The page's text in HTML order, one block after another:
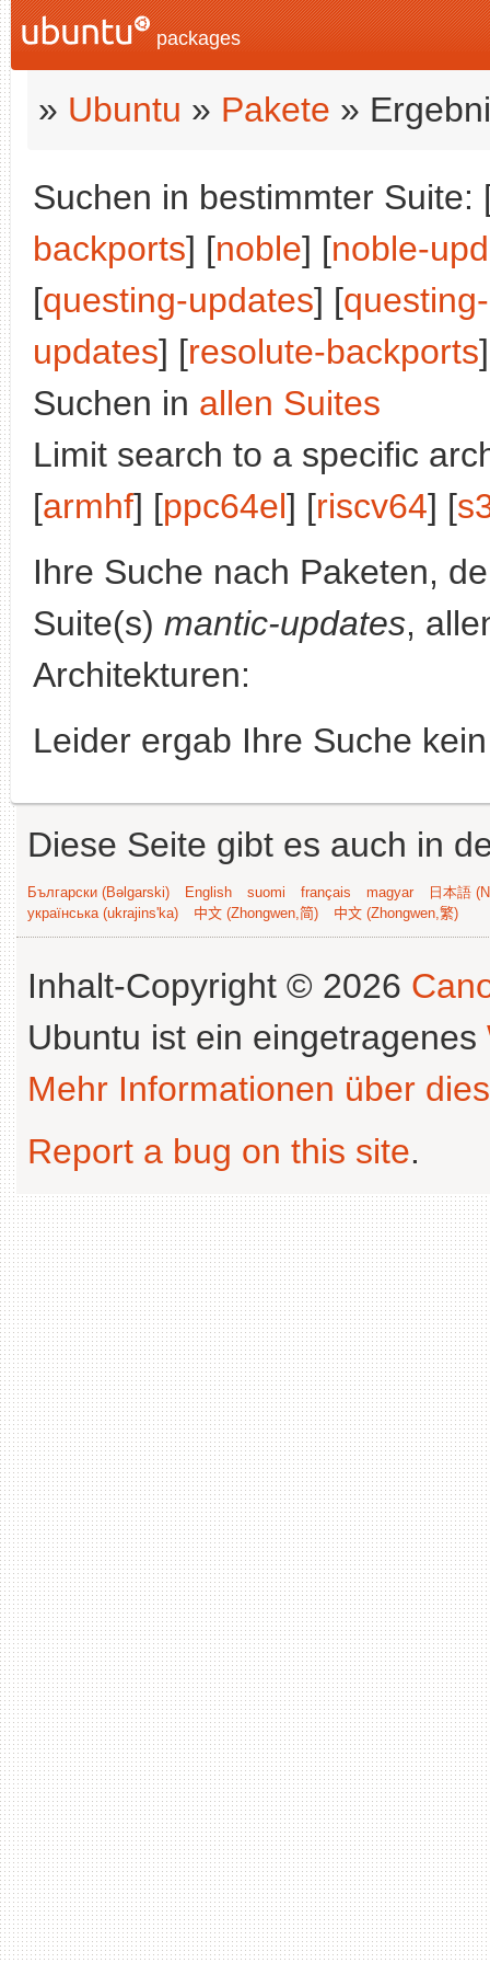
packages
» Ubuntu » Pakete »
Suchen in bestimmter Suite:
backports] [noble] [noble-
[questing-updates] [
updates] [resolute-backports
Suchen in allen Suites
Limit search to a specific
[armhf] [ppc64el] [riscv64] [
Ihre Suche nach Paketen,
Suite(s) mantic-updates,
Architekturen:
Leider ergab Ihre Suche
Diese Seite gibt es auch in
Български (Bəlgarski) English suomi français magyar
日本語
українська (ukrajins'ka)
中文 (Zhongwen,简) 中文 (Zhongwen,繁)
Inhalt-Copyright © 2026
Ubuntu ist ein eingetragenes
Mehr Informationen über
Report a bug on this site.